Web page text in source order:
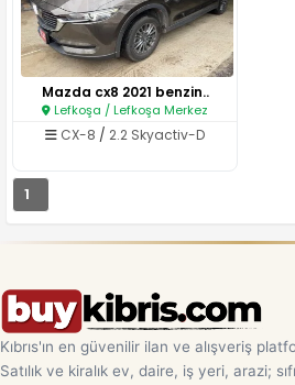
Mazda cx8 2021 benzin..
Lefkoşa / Lefkoşa Merkez
CX-8 / 2.2 Skyactiv-D
1
Kıbrıs'ın en güvenilir ilan ve alışveriş
Satılık ve kiralık ev, daire, iş yeri, arazi;